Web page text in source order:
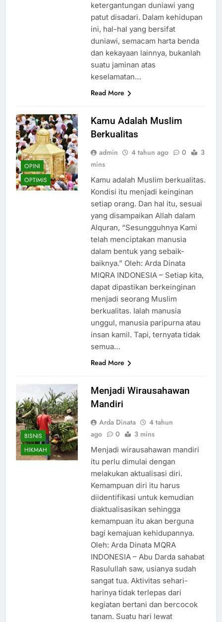
ketergantungan duniawi yang
patut disadari. Dalam kehidupan
ini, hal-hal yang bersifat
duniawi, semacam harta benda
dan kekayaan lainnya, bukanlah
suatu jaminan atas
keselamatan…
Read More
OPINI
OPTIMIS
Kamu Adalah Muslim
Berkualitas
admin 4 tahun ago 0
3
mins
Kamu adalah Muslim berkualitas.
Kondisi itu menjadi keinginan
setiap orang. Dan hal itu, sesuai
yang disampaikan Allah dalam
Alquran, “Sesungguhnya Kami
telah menciptakan manusia
dalam bentuk yang sebaik-
baiknya.” Oleh: Arda Dinata
MIQRA INDONESIA – Setiap kita,
dapat dipastikan berkeinginan
menjadi seorang Muslim
berkualitas. Ialah manusia
unggul, manusia paripurna atau
insan kamil. Tapi, ternyata tidak
semua…
Read More
BISNIS
HIKMAH
Menjadi Wirausahawan
Mandiri
Arda Dinata
4 tahun
ago
0 3 mins
Menjadi wirausahawan mandiri
itu perlu dimulai dengan
melakukan aktualisasi diri.
Kemampuan diri itu harus
diidentifikasi untuk kemudian
diaktualisasikan sehingga
kemampuan itu akan berguna
bagi kemajuan kehidupannya.
Oleh: Arda Dinata MQRA
INDONESIA – Abu Darda sahabat
Rasulullah saw, usianya sudah
sangat tua. Aktivitas sehari-
harinya tidak terlepas dari
kegiatan bertani dan bercocok
tanam. Suatu hari lewat